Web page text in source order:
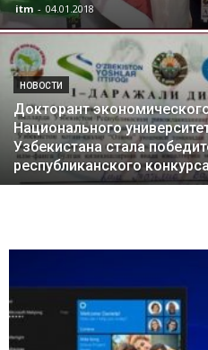
itm - 04.01.2018
НОВОСТИ
Докторант
Национального
Узбекистана стала
республиканского